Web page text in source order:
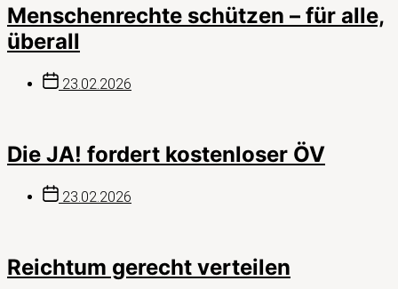
Menschenrechte schützen – für alle,
überall
Beitragsdatum
23.02.2026
Die JA! fordert kostenloser ÖV
Beitragsdatum
23.02.2026
Reichtum gerecht verteilen